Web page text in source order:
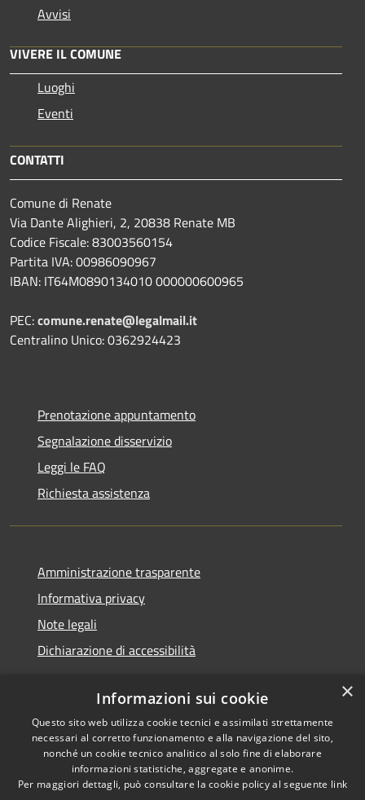
Avvisi
VIVERE IL COMUNE
Luoghi
Eventi
CONTATTI
Comune di Renate
Via Dante Alighieri, 2, 20838 Renate MB
Codice Fiscale: 83003560154
Partita IVA: 00986090967
IBAN: IT64M0890134010 000000600965
PEC:comune.renate@legalmail.it
Centralino Unico: 0362924423
Prenotazione appuntamento
Segnalazione disservizio
Leggi le FAQ
Richiesta assistenza
Amministrazione trasparente
Informativa privacy
Note legali
Dichiarazione di accessibilità
RSS
Accessibilità
Cookie
Copyright © 2026 • Comune di
Renate • Powered by
Municipium•Accesso
redazione
×
Informazioni sui cookie
Questo sito web utilizza cookie tecnici e assimilati strettamente
necessari al corretto funzionamento e alla navigazione del sito,
nonché un cookie tecnico analitico al solo fine di elaborare
informazioni statistiche, aggregate e anonime.
Per maggiori dettagli, può consultare la cookie policy al seguente link